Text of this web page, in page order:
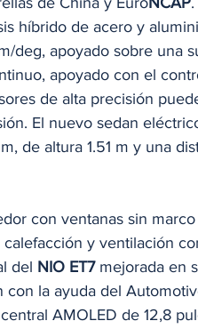
híbrido de acero y
deg, apoyado sobre una
apoyado con el
de alta precisión
El nuevo sedan
de altura 1.51 m y una
con ventanas sin
y ventilación
del NIO ET7 mejorada en
la ayuda del
AMOLED de 12,8